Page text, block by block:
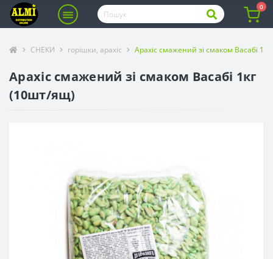
0
СНЕКИ горішки, арахіс Арахіс смажений зі смаком Васабі
Арахіс смажений зі смаком Васабі 1кг
(10шт/ящ)